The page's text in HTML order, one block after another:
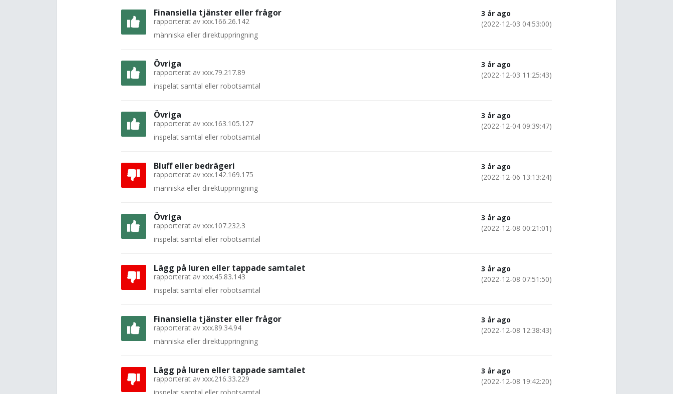
Finansiella tjänster eller frågor
rapporterat av xxx.166.26.142
människa eller direktuppringning
3 år ago
(2022-12-03 04:53:00)
Övriga
rapporterat av xxx.79.217.89
inspelat samtal eller robotsamtal
3 år ago
(2022-12-03 11:25:43)
Övriga
rapporterat av xxx.163.105.127
inspelat samtal eller robotsamtal
3 år ago
(2022-12-04 09:39:47)
Bluff eller bedrägeri
rapporterat av xxx.142.169.175
människa eller direktuppringning
3 år ago
(2022-12-06 13:13:24)
Övriga
rapporterat av xxx.107.232.3
inspelat samtal eller robotsamtal
3 år ago
(2022-12-08 00:21:01)
Lägg på luren eller tappade samtalet
rapporterat av xxx.45.83.143
inspelat samtal eller robotsamtal
3 år ago
(2022-12-08 07:51:50)
Finansiella tjänster eller frågor
rapporterat av xxx.89.34.94
människa eller direktuppringning
3 år ago
(2022-12-08 12:38:43)
Lägg på luren eller tappade samtalet
rapporterat av xxx.216.33.229
3 år ago
(2022-12-08 19:42:20)